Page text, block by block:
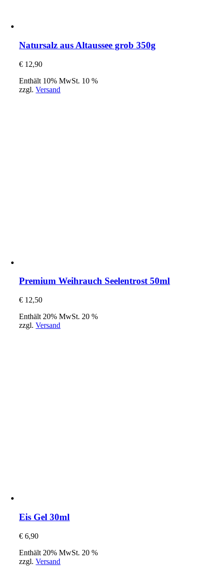
Natursalz aus Altaussee grob 350g
€ 12,90
Enthält 10% MwSt. 10 %
zzgl.Versand
Premium Weihrauch Seelentrost 50ml
€ 12,50
Enthält 20% MwSt. 20 %
zzgl.Versand
Eis Gel 30ml
€ 6,90
Enthält 20% MwSt. 20 %
zzgl.Versand